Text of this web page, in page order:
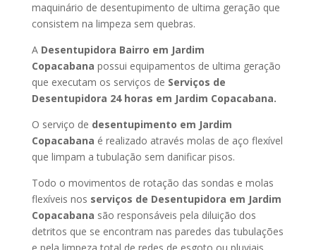
maquinário de desentupimento de ultima geração que
consistem na limpeza sem quebras.
A Desentupidora Bairro em Jardim
Copacabana possui equipamentos de ultima geração
que executam os serviços de Serviços de
Desentupidora 24 horas em Jardim Copacabana.
O serviço de desentupimento em Jardim
Copacabana é realizado através molas de aço flexível
que limpam a tubulação sem danificar pisos.
Todo o movimentos de rotação das sondas e molas
flexíveis nos serviços de Desentupidora em Jardim
Copacabana são responsáveis pela diluição dos
detritos que se encontram nas paredes das tubulações